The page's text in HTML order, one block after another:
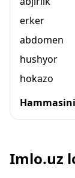
erker
abdomen
hushyor
hokazo
Imlo.uz